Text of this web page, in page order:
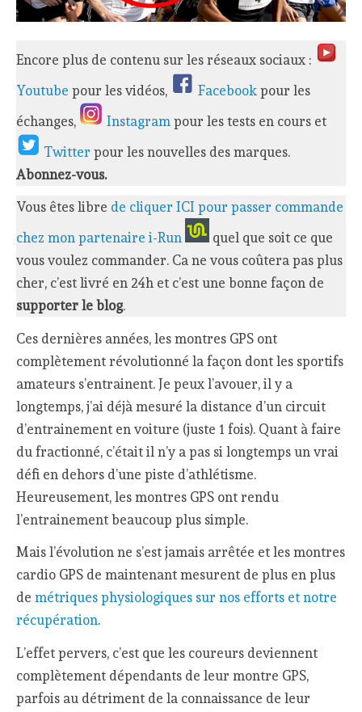
Encore plus de contenu sur les réseaux sociaux :
Youtube pour les vidéos, Facebookpour les
échanges,
Instagrampour les tests en cours et
Twitterpour les nouvelles des marques.
Abonnez-vous.
Vous êtes libre de cliquer ICI pour passer commande
chez mon partenaire i-Run
quel que soit ce que
vous voulez commander. Ca ne vous coûtera pas plus
cher, c’est livré en 24h et c’est une bonne façon de
supporter le blog.
Ces dernières années, les montres GPS ont
complètement révolutionné la façon dont les sportifs
amateurs s’entrainent. Je peux l’avouer, il y a
longtemps, j’ai déjà mesuré la distance d’un circuit
d’entrainement en voiture (juste 1 fois). Quant à faire
du fractionné, c’était il n’y a pas si longtemps un vrai
défi en dehors d’une piste d’athlétisme.
Heureusement, les montres GPS ont rendu
l’entrainement beaucoup plus simple.
Mais l’évolution ne s’est jamais arrêtée et les montres
cardio GPS de maintenant mesurent de plus en plus
demétriques physiologiques sur nos efforts et notre
récupération.
L’effet pervers, c’est que les coureurs deviennent
complètement dépendants de leur montre GPS,
parfois au détriment de la connaissance de leur